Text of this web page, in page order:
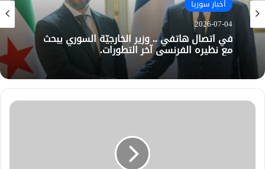
أخبار سوريا
2026-07-04
في اتصال هاتفي .. وزير الخارجيّة السوري يبحث
مع نظيره الفرنسي آخر التطورات.